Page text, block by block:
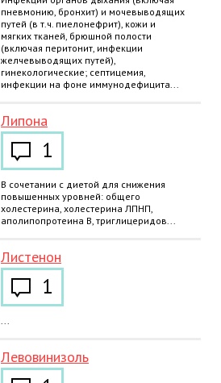
пневмонию, бронхит) и мочевыводящих
путей (в т.ч. пиелонефрит), кожи и
мягких тканей, брюшной полости
(включая перитонит, инфекции
желчевыводящих путей),
гинекологические; септицемия,
инфекции на фоне иммунодефицита...
Липона
1
В сочетании с диетой для снижения
повышенных уровней: общего
холестерина, холестерина ЛПНП,
аполипопротеина B, триглицеридов...
Листенон
1
...
Левовинизоль